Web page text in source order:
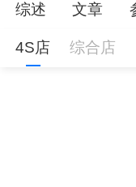
综述 文章
4S店 综合店